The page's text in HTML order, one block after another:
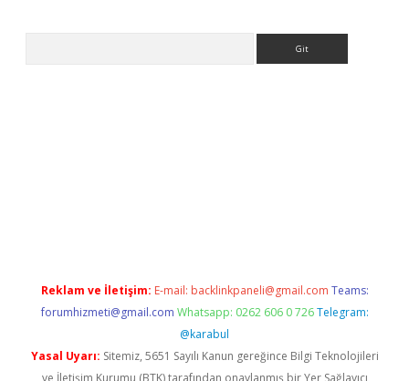
Reklam ve İletişim: E-mail: backlinkpaneli@gmail.com Teams:
forumhizmeti@gmail.com Whatsapp: 0262 606 0 726 Telegram:
@karabul
Yasal Uyarı: Sitemiz, 5651 Sayılı Kanun gereğince Bilgi Teknolojileri
ve İletişim Kurumu (BTK) tarafından onaylanmış bir Yer Sağlayıcı